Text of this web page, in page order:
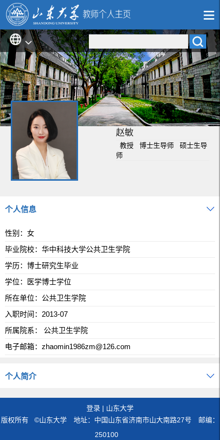
赵敏
教授 博士生导师 硕士生导
师
个人信息
性别：女
毕业院校：华中科技大学公共卫生学院
学历：博士研究生毕业
学位：医学博士学位
所在单位：公共卫生学院
入职时间：2013-07
所属院系： 公共卫生学院
电子邮箱： zhaomin1986zm@126.com
个人简介
登录 | 山东大学
版权所有 ©山东大学 地址：中国山东省济南市山大南路27号 邮编：
250100